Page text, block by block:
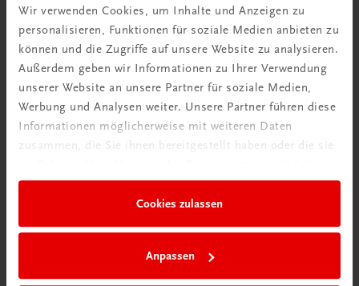
Wir verwenden Cookies, um Inhalte und Anzeigen zu
personalisieren, Funktionen für soziale Medien anbieten zu
können und die Zugriffe auf unsere Website zu analysieren.
Außerdem geben wir Informationen zu Ihrer Verwendung
unserer Website an unsere Partner für soziale Medien,
Werbung und Analysen weiter. Unsere Partner führen diese
Informationen möglicherweise mit weiteren Daten
zusammen, die Sie ihnen bereitgestellt haben oder die sie
Cookies zulassen
Anpassen
Neuer Lehrplan
Musterbände bestellen